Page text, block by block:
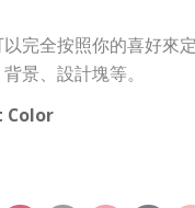
完全按照你的喜好來
景、設計塊等。
Color